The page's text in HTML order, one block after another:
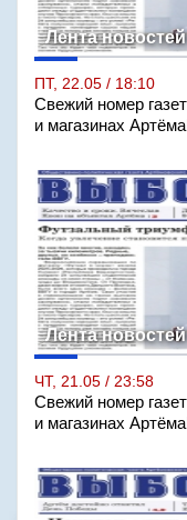
Лента новостей
ПТ, 22.05 / 18:10
Свежий номер
и магазинах
Лента новостей
ЧТ, 21.05 / 23:58
Свежий номер
и магазинах